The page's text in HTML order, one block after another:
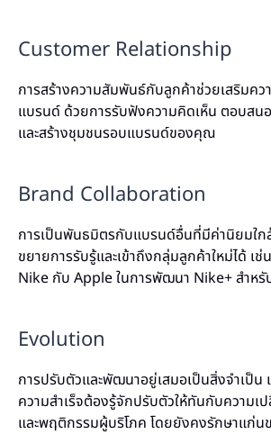
Customer Relationship
การสร้างความสัมพันธ์กับลูกค้าช่วยเสริมค
แบรนด์ ด้วยการรับฟังความคิดเห็น ตอบสน
และสร้างชุมชนรอบแบรนด์ของคุณ
Brand Collaboration
การเป็นพันธมิตรกับแบรนด์อื่นที่มีค่านิยมใก
ขยายการรับรู้และเข้าถึงกลุ่มลูกค้าใหม่ได้ เช่
Nike กับ Apple ในการพัฒนา Nike+ สำหรั
Evolution
การปรับตัวและพัฒนาอยู่เสมอเป็นสิ่งจำเป็น
ความสำเร็จต้องรู้จักปรับตัวให้ทันกับความ
และพฤติกรรมผู้บริโภค โดยยังคงรักษาแก่น